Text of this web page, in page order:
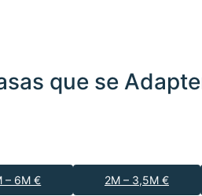
que se
– 6M € 2M – 3,5M €